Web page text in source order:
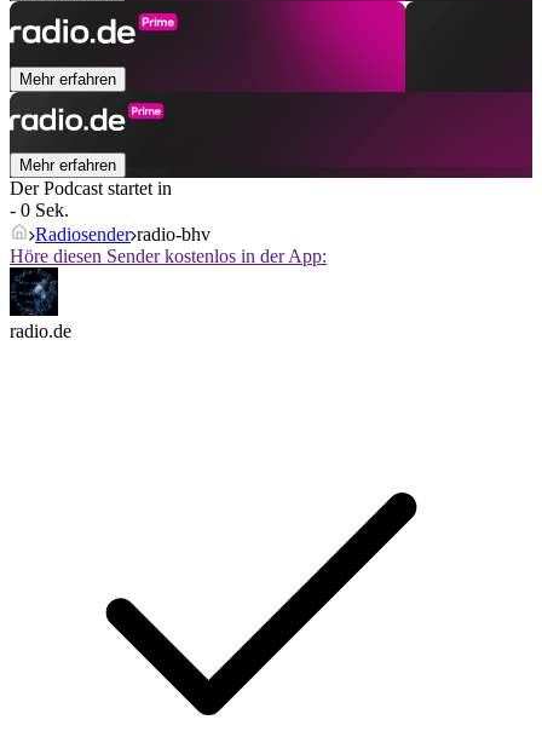
Mehr erfahren
Mehr erfahren
Der Podcast startet in
- 0 Sek.
Radiosender radio-bhv
Höre diesen Sender kostenlos in der App:
radio.de